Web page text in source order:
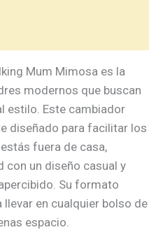
Mum Mimosa es la
modernos que buscan
estilo. Este cambiador
diseñado para facilitar los
fuera de casa,
con un diseño casual y
Su formato
llevar en cualquier bolso de
espacio.